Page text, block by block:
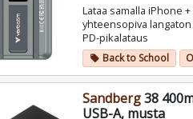
Lataa samalla iPhone
yhteensopiva langaton
PD-pikalataus
local_offer Back to School
Sandberg38
USB-A, musta